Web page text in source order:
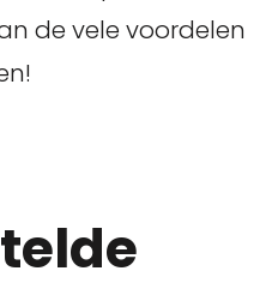
de vele voordelen